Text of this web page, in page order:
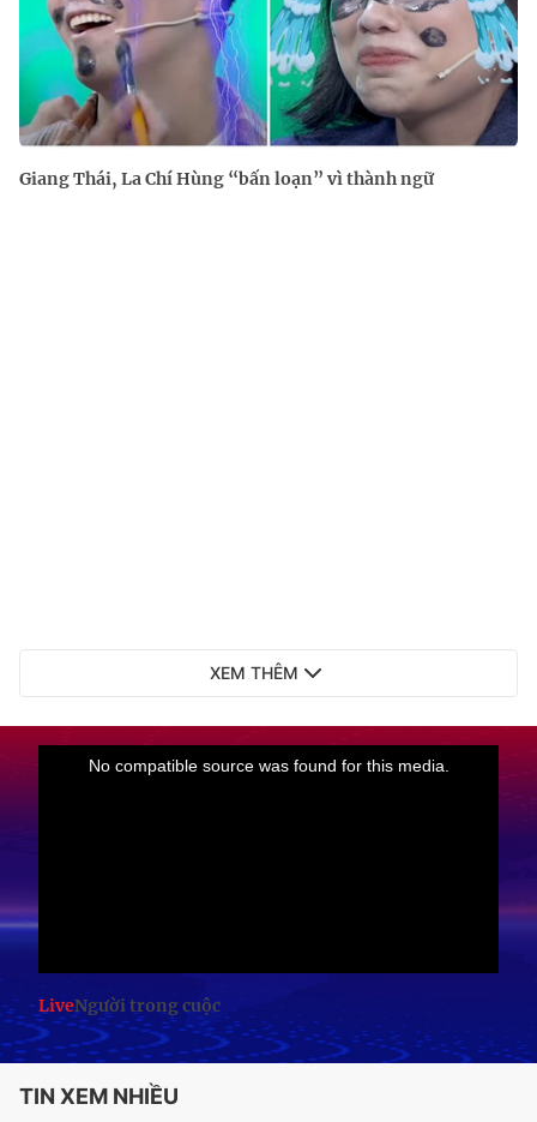
Giang Thái, La Chí Hùng “bấn loạn” vì thành ngữ
XEM THÊM
LiveNgười trong cuộc
TIN XEM NHIỀU